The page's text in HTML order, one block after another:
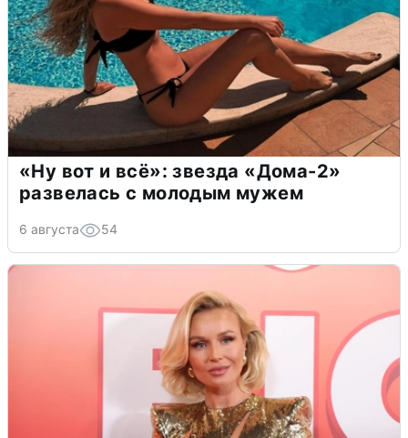
«Ну вот и всё»: звезда «Дома-2»
развелась с молодым мужем
6 августа 54